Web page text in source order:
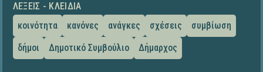
ΛΈΞΕΙΣ - ΚΛΕΙΔΙΆ
κοινότητα
κανόνες ανάγκες σχέσεις
συμβίωση
δήμοι
Δημοτικό Συμβούλιο Δήμαρχος